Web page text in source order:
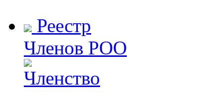
Реестр
Членов РОО